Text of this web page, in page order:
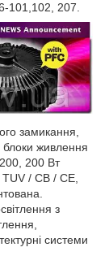
101,102, 207.
замикання,
блоки живлення
200 Вт
/ CB / CE,
з
системи